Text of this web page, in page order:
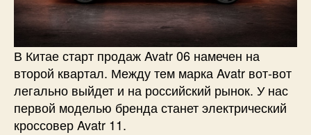
В Китае старт продаж Avatr 06 намечен на
второй квартал. Между тем марка Avatr вот-вот
легально выйдет и на российский рынок. У нас
первой моделью бренда станет электрический
кроссовер Avatr 11.